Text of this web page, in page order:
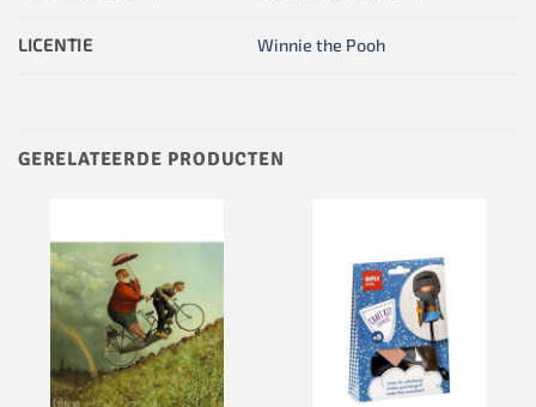
LICENTIE Winnie the Pooh
GERELATEERDE PRODUCTEN